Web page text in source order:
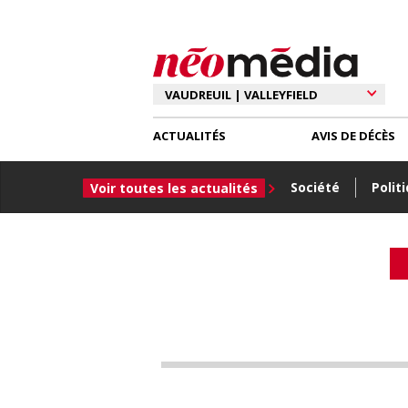
ACTUALITÉS
Voir toutes les actualités Société
AVIS DE DÉCÈS